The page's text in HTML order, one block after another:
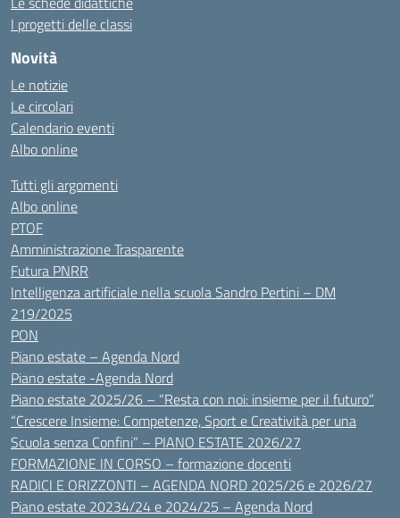
I progetti delle classi
Novità
Le notizie
Le circolari
Calendario eventi
Albo online
Tutti gli argomenti
Albo online
PTOF
Amministrazione Trasparente
Futura PNRR
Intelligenza artificiale nella scuola Sandro Pertini – DM
219/2025
PON
Piano estate – Agenda Nord
Piano estate -Agenda Nord
Piano estate 2025/26 – “Resta con noi: insieme per il futuro”
“Crescere Insieme: Competenze, Sport e Creatività per una
Scuola senza Confini” – PIANO ESTATE 2026/27
FORMAZIONE IN CORSO – formazione docenti
RADICI E ORIZZONTI – AGENDA NORD 2025/26 e 2026/27
Piano estate 20234/24 e 2024/25 – Agenda Nord